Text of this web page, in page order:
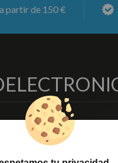
150 €
Écija - Sevilla
Av. Plaza de